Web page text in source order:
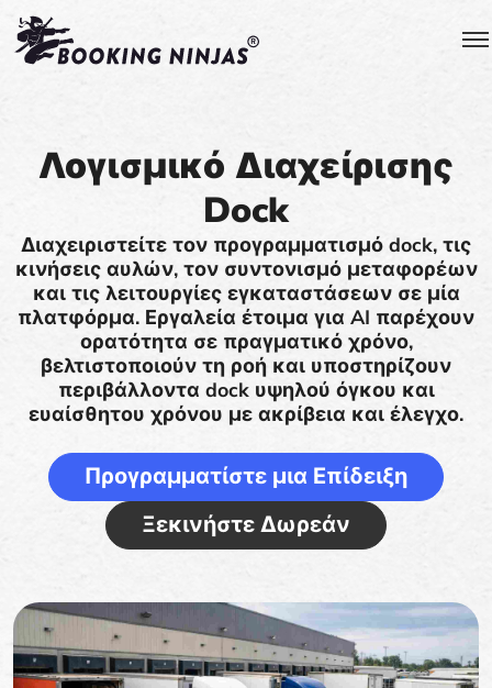
Λογισμικό Διαχείρισης
Dock
Διαχειριστείτε τον προγραμματισμό dock, τις
κινήσεις αυλών, τον συντονισμό μεταφορέων
και τις λειτουργίες εγκαταστάσεων σε μία
πλατφόρμα. Εργαλεία έτοιμα για AI παρέχουν
ορατότητα σε πραγματικό χρόνο,
βελτιστοποιούν τη ροή και υποστηρίζουν
περιβάλλοντα dock υψηλού όγκου και
ευαίσθητου χρόνου με ακρίβεια και έλεγχο.
Προγραμματίστε μια Επίδειξη
Ξεκινήστε Δωρεάν